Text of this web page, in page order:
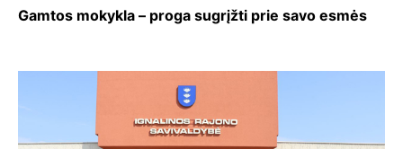
Gamtos mokykla – proga sugrįžti prie savo esmės